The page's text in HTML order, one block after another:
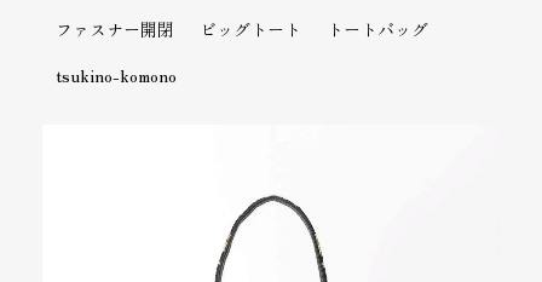
ファスナー開閉
ビッグトート
トートバッグ
tsukino-komono